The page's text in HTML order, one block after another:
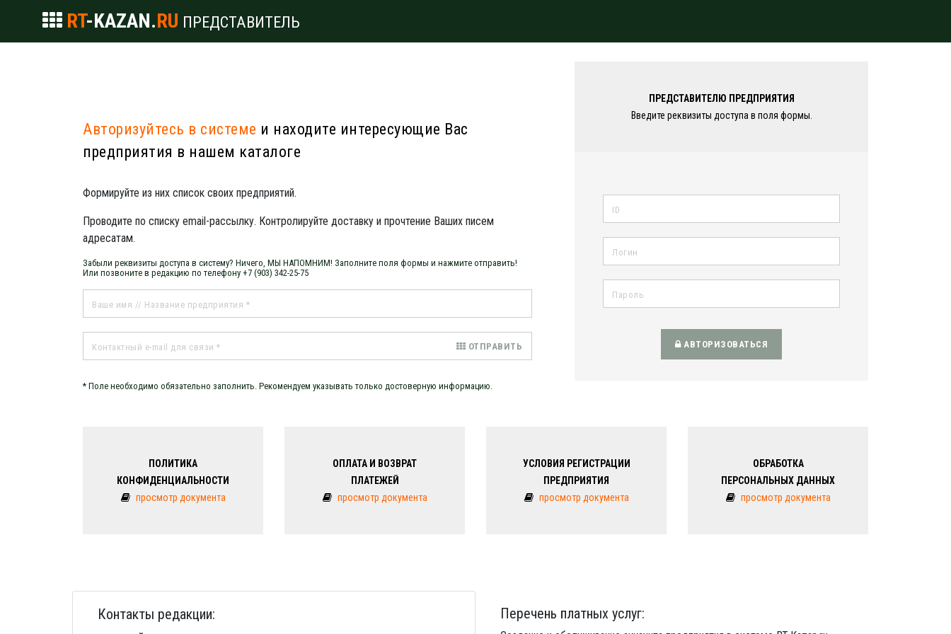
RT-KAZAN.RU ПРЕДСТАВИТЕЛЬ
Авторизуйтесь в системе и находите интересующие Вас
предприятия в нашем каталоге
Формируйте из них список своих предприятий.
Проводите по списку email-рассылку. Контролируйте доставку и прочтение Ваших писем
адресатам.
Забыли реквизиты доступа в систему? Ничего, МЫ НАПОМНИМ! Заполните поля формы и нажмите отправить!
Или позвоните в редакцию по телефону +7 (903) 342-25-75
ОТПРАВИТЬ
* Поле необходимо обязательно заполнить. Рекомендуем указывать только достоверную информацию.
ПРЕДСТАВИТЕЛЮ ПРЕДПРИЯТИЯ
Введите реквизиты доступа в поля формы.
АВТОРИЗОВАТЬСЯ
ПОЛИТИКА
КОНФИДЕНЦИАЛЬНОСТИ
просмотр документа
ОПЛАТА И ВОЗВРАТ
ПЛАТЕЖЕЙ
просмотр документа
УСЛОВИЯ РЕГИСТРАЦИИ
ПРЕДПРИЯТИЯ
просмотр документа
ОБРАБОТКА
ПЕРСОНАЛЬНЫХ ДАННЫХ
просмотр документа
Контакты редакции: Перечень платных услуг: